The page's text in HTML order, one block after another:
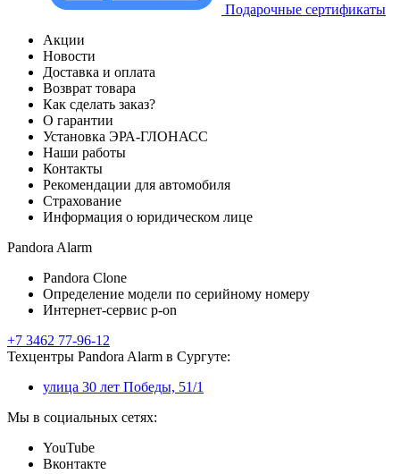
Подарочные сертификаты
Акции
Новости
Доставка и оплата
Возврат товара
Как сделать заказ?
О гарантии
Установка ЭРА-ГЛОНАСС
Наши работы
Контакты
Рекомендации для автомобиля
Страхование
Информация о юридическом лице
Pandora Alarm
Pandora Clone
Определение модели по серийному номеру
Интернет-сервис p-on
+7 3462 77-96-12
Техцентры Pandora Alarm в Сургуте:
улица 30 лет Победы, 51/1
Мы в социальных сетях:
YouTube
Вконтакте